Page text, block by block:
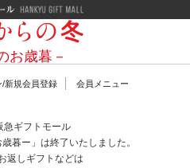
/新規会員登録 会員メニュー
急ギフトモール
暮ー」は終了いたしました。
返しギフトなどは